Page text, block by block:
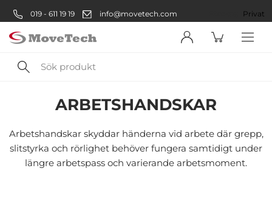
019 - 611 19 19 info@movetech.com Privat
Sök
produktSäkerhetsprodukter
ARBETSHANDSKAR
Arbetshandskar skyddar händerna vid arbete där grepp,
slitstyrka och rörlighet behöver fungera samtidigt under
längre arbetspass och varierande arbetsmoment.
Välkommen! Välj hur du vill
handla:
Företag